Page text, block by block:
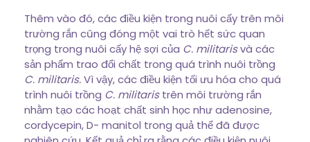
Thêm vào đó, các điều kiện trong nuôi cấy trên môi
trường rắn cũng đóng một vai trò hết sức quan
trọng trong nuôi cấy hệ sợi của C. militarisvà các
sản phẩm trao đổi chất trong quá trình nuôi trồng
C. militaris.Vì vậy, các điều kiện tối ưu hóa cho quá
trình nuôi trồng C. militaristrên môi trường rắn
nhằm tạo các hoạt chất sinh học như adenosine,
cordycepin, D- manitol trong quả thể đã được